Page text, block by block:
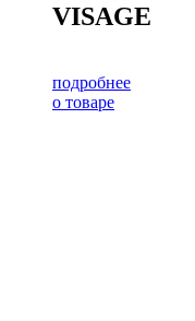
VISAGE
подробнее
о товаре